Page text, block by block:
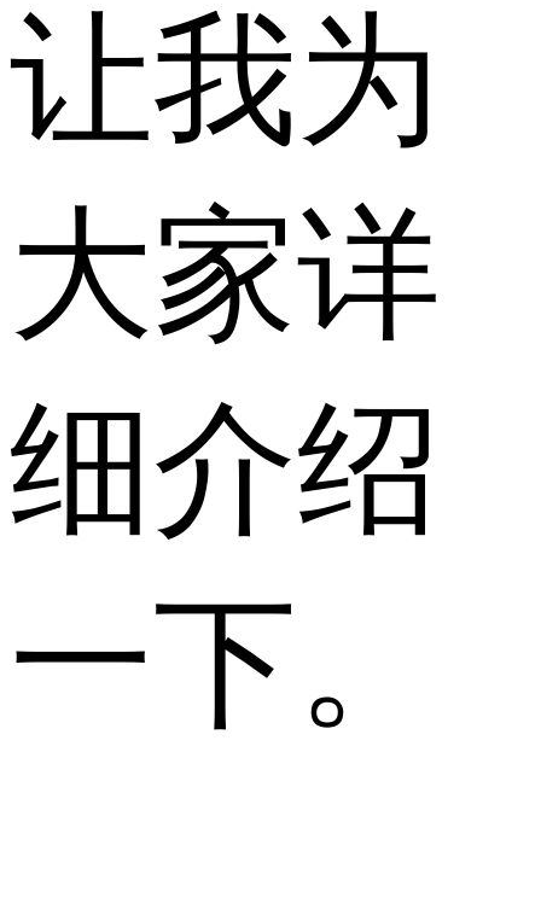
让我为
大家详
细介绍
一下。